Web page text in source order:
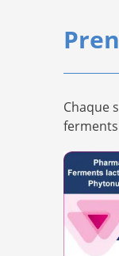
Chaque